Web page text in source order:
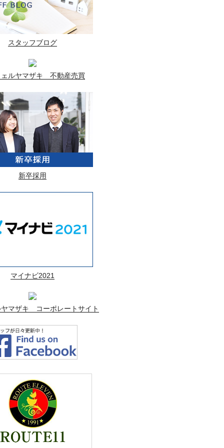
スタッフブログ
ェルヤマザキ 不動産売買
新卒採用
マイナビ2021
ヤマザキ コーポレートサイト